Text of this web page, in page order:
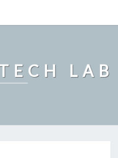
LAB